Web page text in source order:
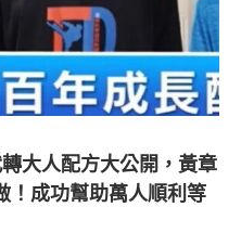
大人配方大公開，黃章
！成功幫助萬人順利等